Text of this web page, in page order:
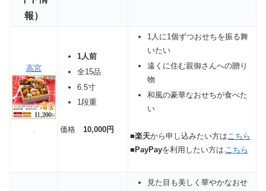
報）
高宮
1人前
全15品
6.5寸
1段重
価格 10,000円
1人に1個ずつおせちを振る舞
いたい
遠くに住む親御さんへの贈り
物
和風の豪華なおせちが食べた
い
■楽天から申し込みたい方は こちら
■PayPayを利用したい方は こちら
見た目も美しく華やかなおせ